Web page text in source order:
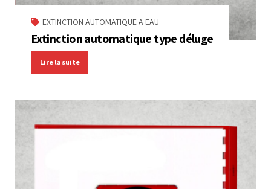
EXTINCTION AUTOMATIQUE A EAU
Extinction automatique type déluge
Lire la suite